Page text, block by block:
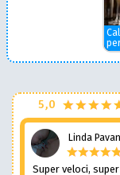
5,0
Linda Pavan
Super veloci,